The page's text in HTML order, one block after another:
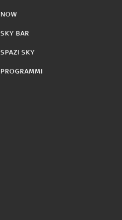
NOW
SKY BAR
SPAZI SKY
PROGRAMMI